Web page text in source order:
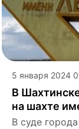
5 января 2024
В
на шахте
В суде